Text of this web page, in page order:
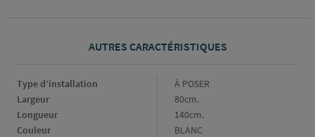
AUTRES CARACTÉRISTIQUES
Type d’installation
Type
d’installation
À POSER
Largeur
Largeur
80cm.
Longueur
Longueur
140cm.
Couleur
Couleur
BLANC